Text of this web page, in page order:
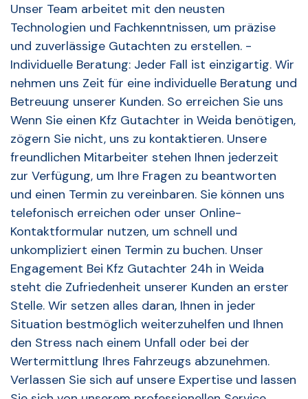
Unser Team arbeitet mit den neusten
Technologien und Fachkenntnissen, um präzise
und zuverlässige Gutachten zu erstellen. -
Individuelle Beratung: Jeder Fall ist einzigartig. Wir
nehmen uns Zeit für eine individuelle Beratung und
Betreuung unserer Kunden. So erreichen Sie uns
Wenn Sie einen Kfz Gutachter in Weida benötigen,
zögern Sie nicht, uns zu kontaktieren. Unsere
freundlichen Mitarbeiter stehen Ihnen jederzeit
zur Verfügung, um Ihre Fragen zu beantworten
und einen Termin zu vereinbaren. Sie können uns
telefonisch erreichen oder unser Online-
Kontaktformular nutzen, um schnell und
unkompliziert einen Termin zu buchen. Unser
Engagement Bei Kfz Gutachter 24h in Weida
steht die Zufriedenheit unserer Kunden an erster
Stelle. Wir setzen alles daran, Ihnen in jeder
Situation bestmöglich weiterzuhelfen und Ihnen
den Stress nach einem Unfall oder bei der
Wertermittlung Ihres Fahrzeugs abzunehmen.
Verlassen Sie sich auf unsere Expertise und lassen